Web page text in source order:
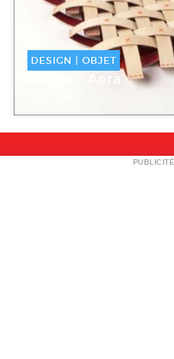
DESIGN | OBJET
Mowo – Aera
PUBLICITÉ